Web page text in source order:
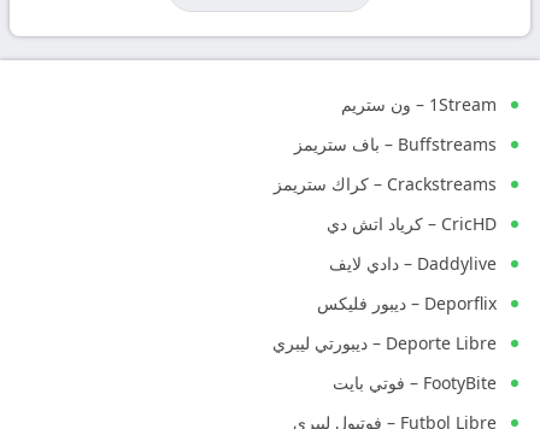
1Stream – ون ستريم
Buffstreams – باف ستريمز
Crackstreams – كراك ستريمز
CricHD – كرياد اتش دي
Daddylive – دادي لايف
Deporflix – ديبور فليكس
Deporte Libre – ديبورتي ليبري
FootyBite – فوتي بايت
Futbol Libre – فوتبول ليبري